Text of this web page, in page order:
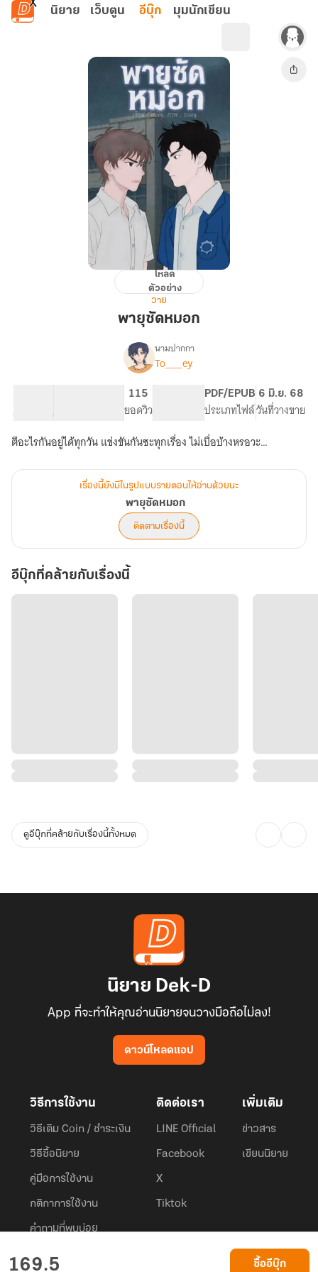
ข้ามไปยังเนื้อหาหลัก
นิยาย เว็บตูน อีบุ๊ก มุมนักเขียน
โหลด
ตัวอย่าง
วาย
พายุซัดหมอก
เรื่อง
นามปากกา
To___ey
จำนวนคำ จำนวนหน้า (A5)
115
ยอดวิวระดับเนื้อหา
PDF/EPUB
ประเภทไฟล์
6 มิ.ย. 68
วันที่วางขาย
169.5 ซื้ออีบุ๊ก
ตีอะไรกันอยู่ได้ทุกวัน แข่งขันกันซะทุกเรื่อง ไม่เบื่อบ้างหรอวะ…
เรื่องนี้ยังมีในรูปแบบรายตอนให้อ่านด้วยนะ
พายุซัดหมอก
ติดตามเรื่องนี้
อีบุ๊กที่คล้ายกับเรื่องนี้
ดูอีบุ๊กที่คล้ายกับเรื่องนี้ทั้งหมด
นิยาย Dek-D
App ที่จะทำให้คุณอ่านนิยายจนวางมือถือไม่ลง!
ดาวน์โหลดแอป
วิธีการใช้งาน
วิธีเติม Coin / ชำระเงิน
วิธีซื้อนิยาย
คู่มือการใช้งาน
กติกาการใช้งาน
คำถามที่พบบ่อย
ติดต่อเรา
LINE Official
Facebook
X
Tiktok
เพิ่มเติม
ข่าวสาร
เขียนนิยาย
Dek-D.com ใช้คุกกี้เพื่อพัฒนาประสบการณ์ของ ผู้ใช้ให้ดียิ่งขึ้น
ยอมรับ